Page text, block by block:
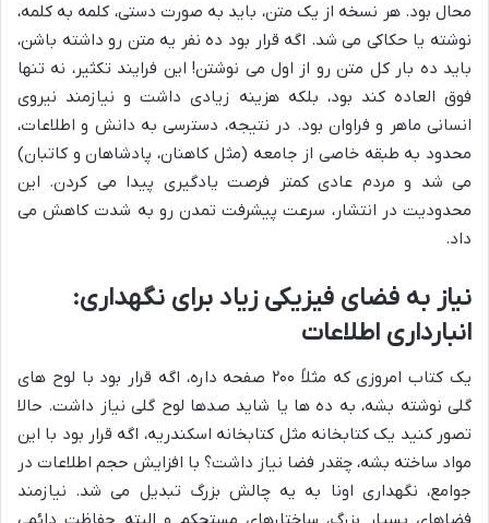
محال بود. هر نسخه از یک متن، باید به صورت دستی، کلمه به کلمه،
نوشته یا حکاکی می شد. اگه قرار بود ده نفر یه متن رو داشته باشن،
باید ده بار کل متن رو از اول می نوشتن! این فرایند تکثیر، نه تنها
فوق العاده کند بود، بلکه هزینه زیادی داشت و نیازمند نیروی
انسانی ماهر و فراوان بود. در نتیجه، دسترسی به دانش و اطلاعات،
محدود به طبقه خاصی از جامعه (مثل کاهنان، پادشاهان و کاتبان)
می شد و مردم عادی کمتر فرصت یادگیری پیدا می کردن. این
محدودیت در انتشار، سرعت پیشرفت تمدن رو به شدت کاهش می
داد.
نیاز به فضای فیزیکی زیاد برای نگهداری:
انبارداری اطلاعات
یک کتاب امروزی که مثلاً ۲۰۰ صفحه داره، اگه قرار بود با لوح های
گلی نوشته بشه، به ده ها یا شاید صدها لوح گلی نیاز داشت. حالا
تصور کنید یک کتابخانه مثل کتابخانه اسکندریه، اگه قرار بود با این
مواد ساخته بشه، چقدر فضا نیاز داشت؟ با افزایش حجم اطلاعات در
جوامع، نگهداری اونا به یه چالش بزرگ تبدیل می شد. نیازمند